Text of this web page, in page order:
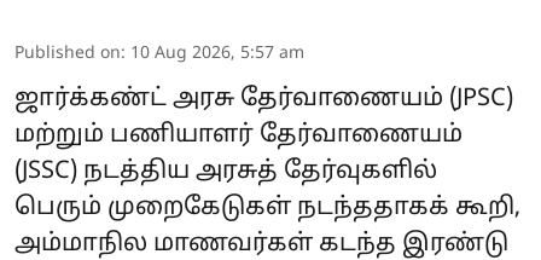
Published on: 10 Aug 2026, 5:57 am
ஜார்க்கண்ட் அரசு தேர்வாணையம் (JPSC)
மற்றும் பணியாளர் தேர்வாணையம்
(JSSC) நடத்திய அரசுத் தேர்வுகளில்
பெரும் முறைகேடுகள் நடந்ததாகக் கூறி,
அம்மாநில மாணவர்கள் கடந்த இரண்டு